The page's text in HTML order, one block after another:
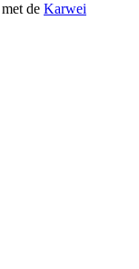
de Karwei